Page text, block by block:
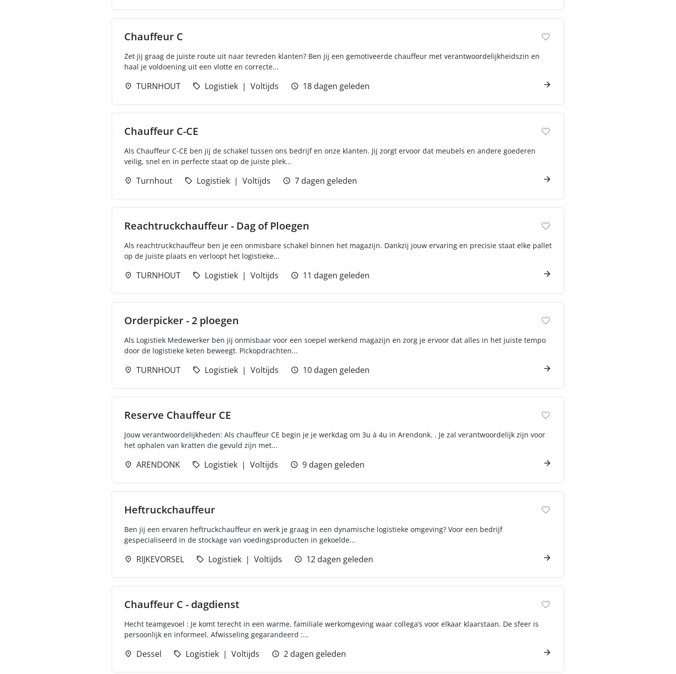
Chauffeur C
Zet jij graag de juiste route uit naar tevreden klanten? Ben jij een gemotiveerde chauffeur met verantwoordelijkheidszin en
haal je voldoening uit een vlotte en correcte...
TURNHOUT Logistiek Voltijds 18 dagen geleden
Chauffeur C-CE
Als Chauffeur C-CE ben jij de schakel tussen ons bedrijf en onze klanten. Jij zorgt ervoor dat meubels en andere goederen
veilig, snel en in perfecte staat op de juiste plek...
Turnhout Logistiek Voltijds 7 dagen geleden
Reachtruckchauffeur - Dag of Ploegen
Als reachtruckchauffeur ben je een onmisbare schakel binnen het magazijn. Dankzij jouw ervaring en precisie staat elke pallet
op de juiste plaats en verloopt het logistieke...
TURNHOUT Logistiek Voltijds 11 dagen geleden
Orderpicker - 2 ploegen
Als Logistiek Medewerker ben jij onmisbaar voor een soepel werkend magazijn en zorg je ervoor dat alles in het juiste tempo
door de logistieke keten beweegt. Pickopdrachten...
TURNHOUT Logistiek Voltijds 10 dagen geleden
Reserve Chauffeur CE
Jouw verantwoordelijkheden: Als chauffeur CE begin je je werkdag om 3u à 4u in Arendonk. . Je zal verantwoordelijk zijn voor
het ophalen van kratten die gevuld zijn met...
ARENDONK Logistiek Voltijds 9 dagen geleden
Heftruckchauffeur
Ben jij een ervaren heftruckchauffeur en werk je graag in een dynamische logistieke omgeving? Voor een bedrijf
gespecialiseerd in de stockage van voedingsproducten in gekoelde...
RIJKEVORSEL Logistiek Voltijds 12 dagen geleden
Chauffeur C - dagdienst
Hecht teamgevoel : Je komt terecht in een warme, familiale werkomgeving waar collega’s voor elkaar klaarstaan. De sfeer is
persoonlijk en informeel. Afwisseling gegarandeerd :...
Dessel Logistiek Voltijds 2 dagen geleden